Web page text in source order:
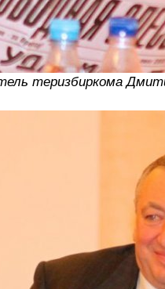
теризбиркома